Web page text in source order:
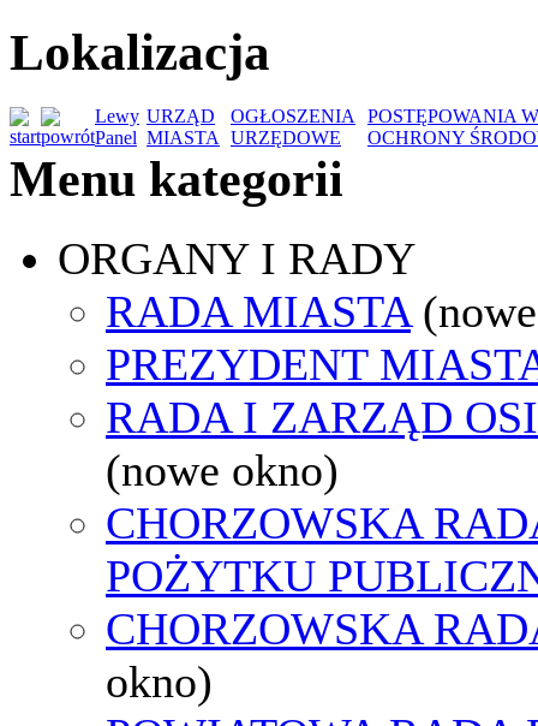
Lokalizacja
Lewy
Panel
URZĄD
MIASTA
OGŁOSZENIA
URZĘDOWE
POSTĘPOWANIA
OCHRONY
Menu kategorii
ORGANY I RADY
RADA MIASTA
PREZYDENT
RADA I ZARZĄD
(nowe okno)
CHORZOWSKA
POŻYTKU
CHORZOWSKA
okno)